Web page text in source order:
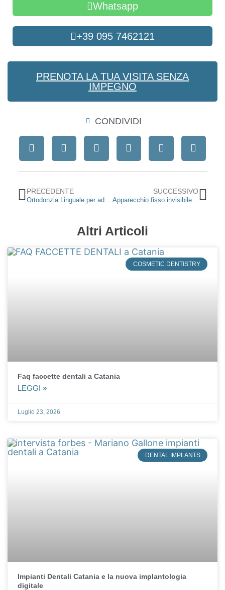
Whatsapp
+39 095 7462121
PRENOTA LA TUA VISITA SENZA
IMPEGNO
CONDIVIDI
Precedente
PRECEDENTE SUCCESSIVO
Altri Articoli
COSMETIC DENTISTRY
Faq faccette dentali a Catania
LEGGI »
Luglio 23, 2026
DENTAL IMPLANTS
Impianti Dentali Catania e la nuova implantologia
digitale